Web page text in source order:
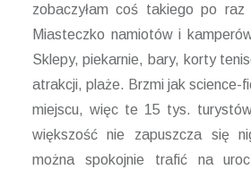
zobaczyłam coś takiego po
Miasteczko namiotów i
Sklepy, piekarnie, bary, korty
atrakcji, plaże. Brzmi jak science-
miejscu, więc te 15 tys.
większość nie zapuszcza się
można spokojnie trafić na